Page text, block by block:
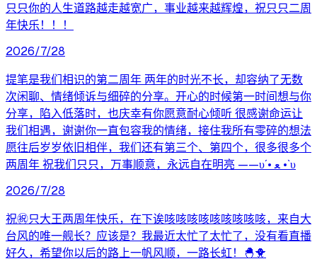
只只你的人生道路越走越宽广，事业越来越辉煌，祝只只二周
年快乐！！！
2026/7/28
提笔是我们相识的第二周年 两年的时光不长，却容纳了无数
次闲聊、情绪倾诉与细碎的分享。开心的时候第一时间想与你
分享，陷入低落时，也庆幸有你愿意耐心倾听 很感谢命运让
我们相遇，谢谢你一直包容我的情绪，接住我所有零碎的想法
愿往后岁岁依旧相伴，我们还有第三个、第四个，很多很多个
两周年 祝我们只只，万事顺意，永远自在明亮 ——υ´• ﻌ •`υ
2026/7/28
祝㊗️只大王两周年快乐，在下诶咳咳咳咳咳咳咳咳咳，来自大
台风的唯一舰长？应该是？我最近太忙了太忙了，没有看直播
好久，希望你以后的路上一帆风顺，一路长虹！🐣🐥